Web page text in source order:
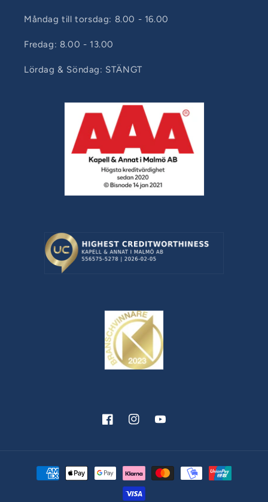
Måndag till torsdag: 8.00 - 16.00
Fredag: 8.00 - 13.00
Lördag & Söndag: STÄNGT
FacebookInstagramYouTube
Betalningsmetoder